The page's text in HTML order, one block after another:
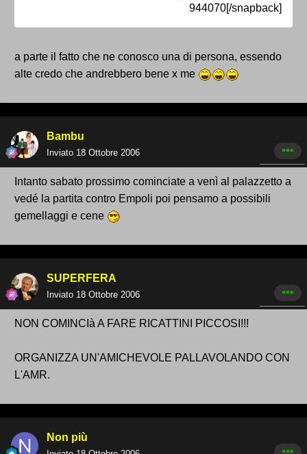
944070[/snapback]
a parte il fatto che ne conosco una di persona, essendo
alte credo che andrebbero bene x me
Bambu
Inviato 18 Ottobre 2006
Intanto sabato prossimo cominciate a venì al palazzetto a
vedé la partita contro Empoli poi pensamo a possibili
gemellaggi e cene
SUPERFERA
Inviato 18 Ottobre 2006
NON COMINCIà A FARE RICATTINI PICCOSI!!!
ORGANIZZA UN'AMICHEVOLE PALLAVOLANDO CON
L'AMR.
Non più